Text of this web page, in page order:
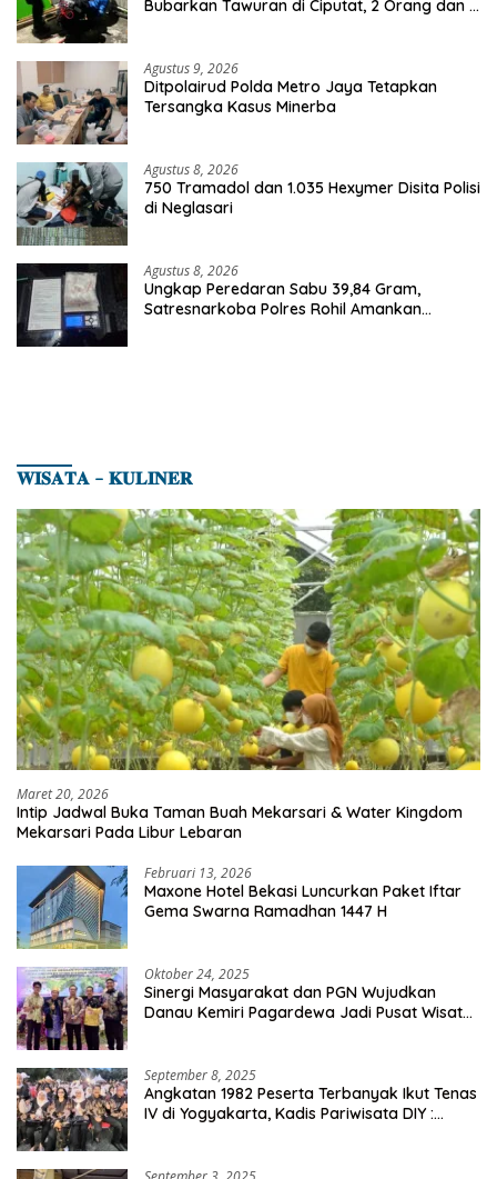
Bubarkan Tawuran di Ciputat, 2 Orang dan 3
Agustus 9, 2026
Ditpolairud Polda Metro Jaya Tetapkan
Tersangka Kasus Minerba
Agustus 8, 2026
750 Tramadol dan 1.035 Hexymer Disita Polisi
di Neglasari
Agustus 8, 2026
Ungkap Peredaran Sabu 39,84 Gram,
Satresnarkoba Polres Rohil Amankan
𝐖𝐈𝐒𝐀𝐓𝐀 – 𝐊𝐔𝐋𝐈𝐍𝐄𝐑
Maret 20, 2026
Intip Jadwal Buka Taman Buah Mekarsari & Water Kingdom
Mekarsari Pada Libur Lebaran
Februari 13, 2026
Maxone Hotel Bekasi Luncurkan Paket Iftar
Gema Swarna Ramadhan 1447 H
Oktober 24, 2025
Sinergi Masyarakat dan PGN Wujudkan
Danau Kemiri Pagardewa Jadi Pusat Wisata
September 8, 2025
Angkatan 1982 Peserta Terbanyak Ikut Tenas
IV di Yogyakarta, Kadis Pariwisata DIY :